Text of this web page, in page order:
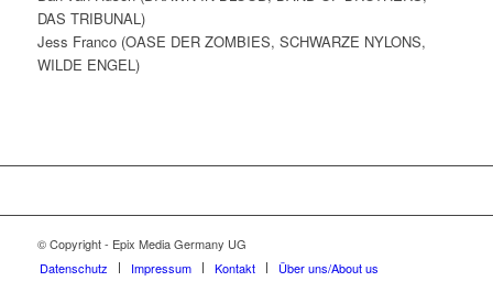
DAS TRIBUNAL)
Jess Franco (OASE DER ZOMBIES, SCHWARZE NYLONS,
WILDE ENGEL)
© Copyright - Epix Media Germany UG
Datenschutz
Impressum Kontakt Über uns/About us